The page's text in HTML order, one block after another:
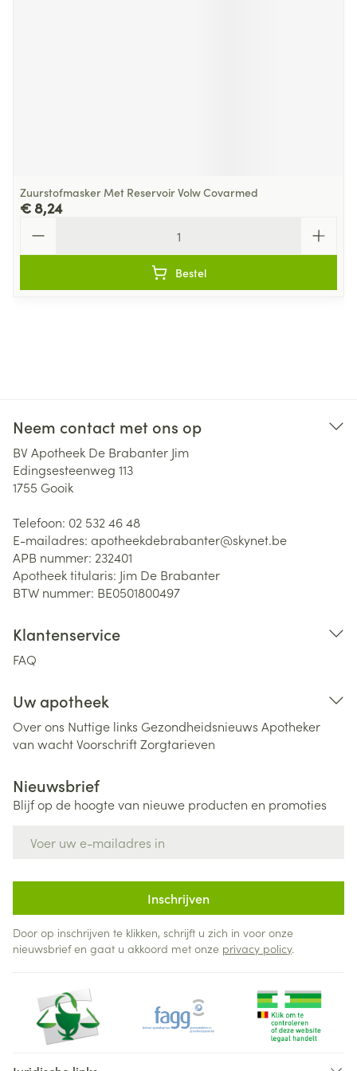
Zuurstofmasker Met Reservoir Volw Covarmed
€ 8,24
Bestel
Neem contact met ons op
BV Apotheek De Brabanter Jim
Edingsesteenweg 113
1755 Gooik
Telefoon: 02 532 46 48
E-mailadres: apotheekdebrabanter@skynet.be
APB nummer: 232401
Apotheek titularis: Jim De Brabanter
BTW nummer: BE0501800497
Klantenservice
FAQ
Uw apotheek
Over ons Nuttige links Gezondheidsnieuws Apotheker
van wachtVoorschriftZorgtarieven
Nieuwsbrief
Blijf op de hoogte van nieuwe producten en promoties
Inschrijven
Door op inschrijven te klikken, schrijft u zich in voor onze
nieuwsbrief en gaat u akkoord met onze privacy policy.